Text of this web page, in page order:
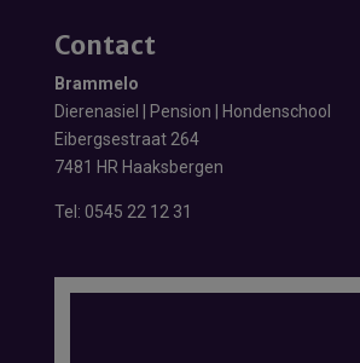
Contact
Brammelo
Dierenasiel | Pension | Hondenschool
Eibergsestraat 264
7481 HR Haaksbergen
Tel: 0545 22 12 31